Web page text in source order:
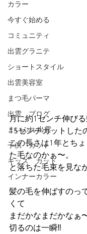
カラー
今すぐ始める
コミュニティ
出雲グラニテ
ショートスタイル
出雲美容室
まつ毛パーマ
出雲 ブログ
まいぷれ 出雲
子供 カット
キッズ カット
インナーカラー
月に約1センチ伸び
15センチカットした
この長さは1年とち
た毛なのかぁ〜。
と落ちた毛束を見な
髪の毛を伸ばすのっ
くて
まだかなまだかなぁ
切るのは一瞬‼︎